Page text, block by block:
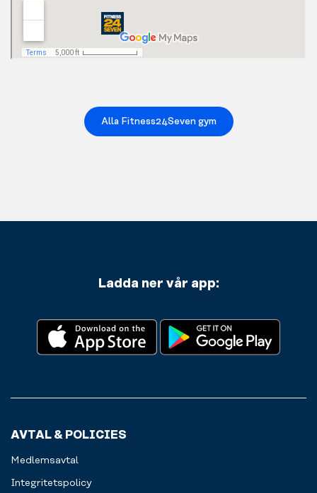
Alla Fitness24Seven gym
Ladda ner vår app:
AVTAL & POLICIES
Medlemsavtal
Integritetspolicy